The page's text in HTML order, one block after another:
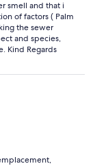
smell and that i
of factors ( Palm
the sewer
and species,
Kind Regards